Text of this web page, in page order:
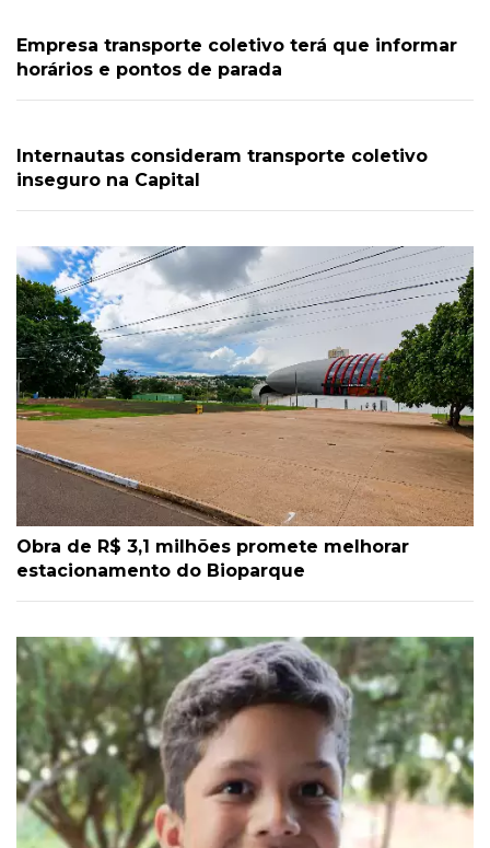
Empresa transporte coletivo terá que informar
horários e pontos de parada
Internautas consideram transporte coletivo
inseguro na Capital
Obra de R$ 3,1 milhões promete melhorar
estacionamento do Bioparque